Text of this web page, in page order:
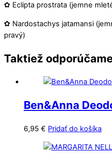
✿ Eclipta prostrata (jemne
✿ Nardostachys jatamansi
pravý)
Taktiež
Ben&Anna
6,95 € Pridať do košíka